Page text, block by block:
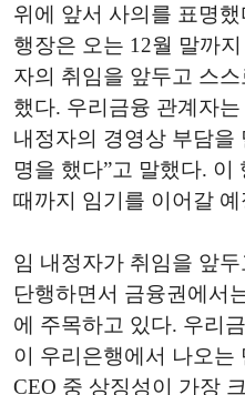
위에 앞서 사의를 표명
행장은 오는 12월 말까
자의 취임을 앞두고 스
했다. 우리금융 관계자
내정자의 경영상 부담을
명을 했다”고 말했다. 이
때까지 임기를 이어갈 예
임 내정자가 취임을 앞
단행하면서 금융권에서
에 주목하고 있다. 우리
이 우리은행에서 나오는
CEO 중 상징성이 가장